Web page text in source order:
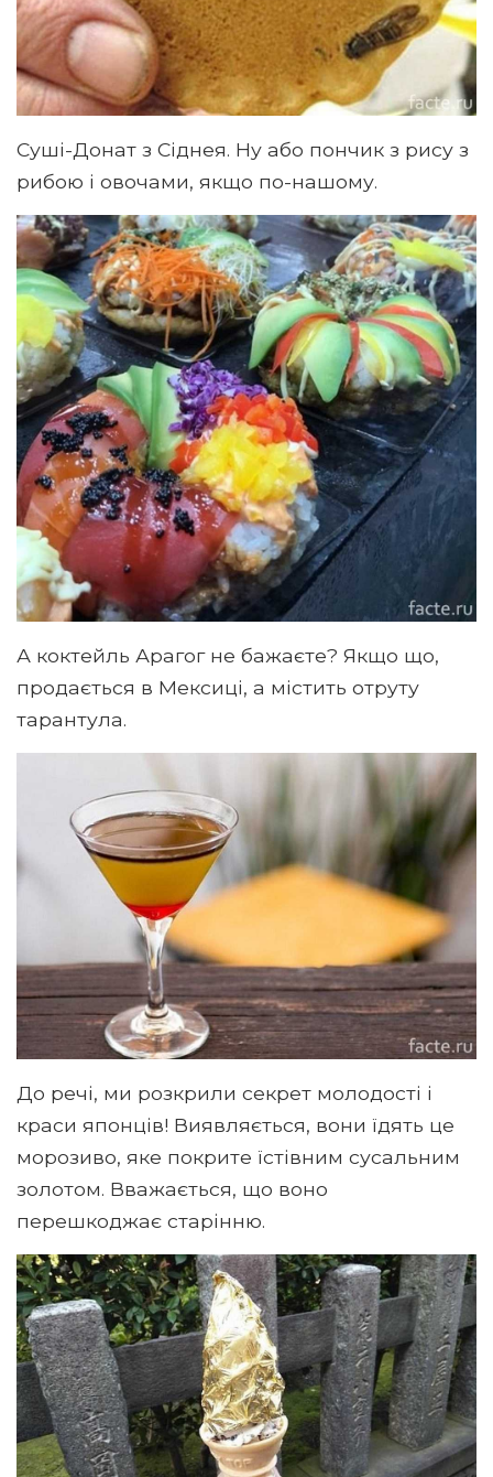
Суші-Донат з Сіднея. Ну або пончик з рису з
рибою і овочами, якщо по-нашому.
А коктейль Арагог не бажаєте? Якщо що,
продається в Мексиці, а містить отруту
тарантула.
До речі, ми розкрили секрет молодості і
краси японців! Виявляється, вони їдять це
морозиво, яке покрите їстівним сусальним
золотом. Вважається, що воно
перешкоджає старінню.